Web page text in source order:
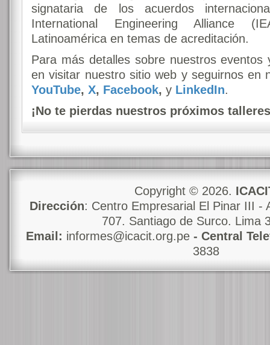
signataria de los acuerdos
International Engineering Alliance
Latinoamérica en temas de acreditación.
Para más detalles sobre nuestros eventos
en visitar nuestro sitio web y seguirnos en
YouTube, X, Facebook, y LinkedIn.
¡No te pierdas nuestros próximos
Copyright © 2026.
Dirección: Centro Empresarial El Pinar III -
707. Santiago de Surco. Lima
Email: informes@icacit.org.pe - Central
3838